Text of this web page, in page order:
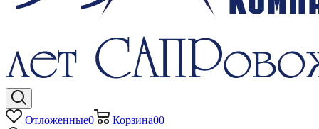
Отложенные0 Корзина00